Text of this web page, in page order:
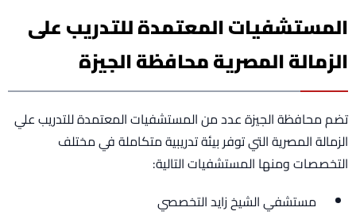
المستشفيات المعتمدة للتدريب على
الزمالة المصرية محافظة الجيزة
تضم محافظة الجيزة عدد من المستشفيات المعتمدة للتدريب علي
الزمالة المصرية التي توفر بيئة تدريبية متكاملة في مختلف
التخصصات ومنها المستشفيات التالية:
مستشفي الشيخ زايد التخصصي